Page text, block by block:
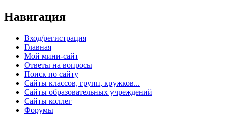
Навигация
Вход/регистрация
Главная
Мой мини-сайт
Ответы на вопросы
Поиск по сайту
Сайты классов, групп, кружков...
Сайты образовательных учреждений
Сайты коллег
Форумы